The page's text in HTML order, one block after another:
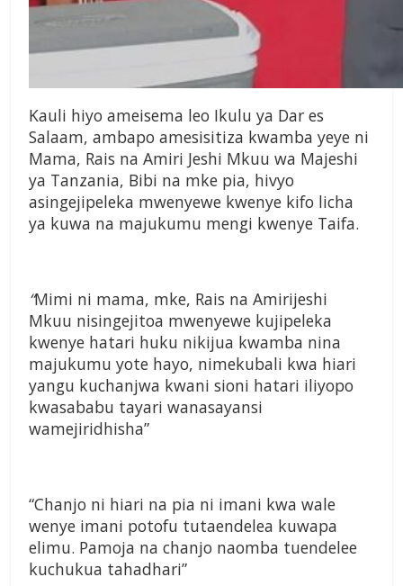
Kauli hiyo ameisema leo Ikulu ya Dar es
Salaam, ambapo amesisitiza kwamba yeye ni
Mama, Rais na Amiri Jeshi Mkuu wa Majeshi
ya Tanzania, Bibi na mke pia, hivyo
asingejipeleka mwenyewe kwenye kifo licha
ya kuwa na majukumu mengi kwenye Taifa.
“Mimi ni mama, mke, Rais na Amirijeshi
Mkuu nisingejitoa mwenyewe kujipeleka
kwenye hatari huku nikijua kwamba nina
majukumu yote hayo, nimekubali kwa hiari
yangu kuchanjwa kwani sioni hatari iliyopo
kwasababu tayari wanasayansi
wamejiridhisha”
“Chanjo ni hiari na pia ni imani kwa wale
wenye imani potofu tutaendelea kuwapa
elimu. Pamoja na chanjo naomba tuendelee
kuchukua tahadhari”